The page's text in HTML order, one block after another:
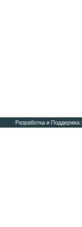
Разработка и Поддержка: